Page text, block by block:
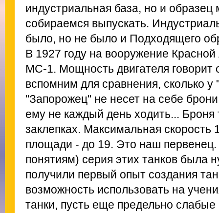
индустриальная база, но и
собираемся выпускать.
было, но не было и Подходящего
В 1927 году на вооружение
МС-1. Мощность двигателя говорит
вспомним для сравнения, сколько
"Запорожец" не несет на себе
ему не каждый день ходить...
заклепках. Максимальная скорость
площади - до 19. Это наш
понятиям) серия этих танков была
получили первый опыт создания
возможность использовать на
танки, пусть еще предельно